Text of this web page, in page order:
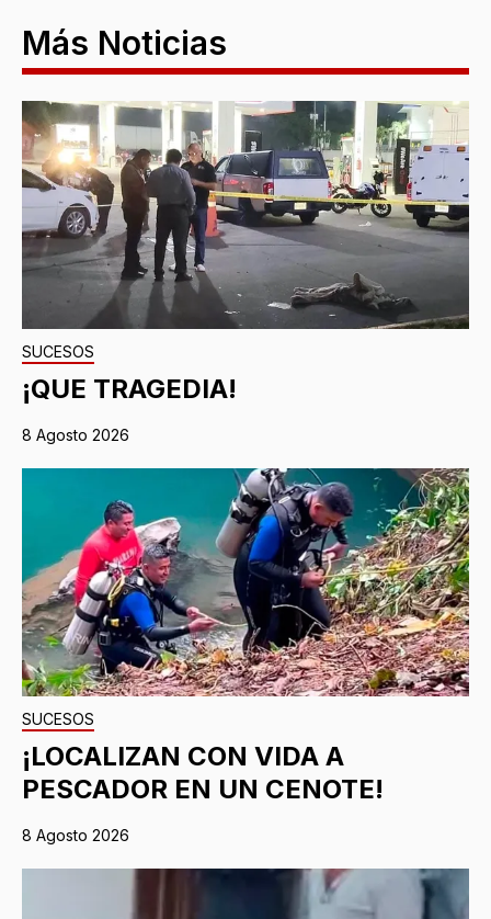
Más Noticias
SUCESOS
¡QUE TRAGEDIA!
8 Agosto 2026
SUCESOS
¡LOCALIZAN CON VIDA A
PESCADOR EN UN CENOTE!
8 Agosto 2026